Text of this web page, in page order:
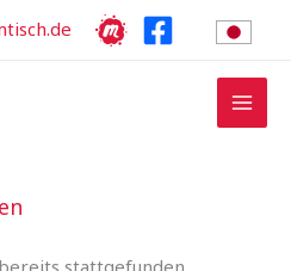
stattgefunden.